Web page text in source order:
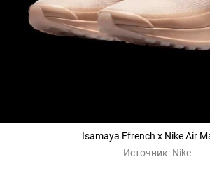
Isamaya Ffrench x Nike Air
Источник: Nike